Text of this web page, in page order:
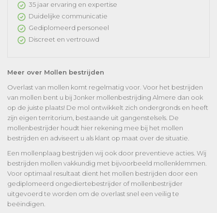
35 jaar ervaring en expertise
Duidelijke communicatie
Gediplomeerd personeel
Discreet en vertrouwd
Meer over Mollen bestrijden
Overlast van mollen komt regelmatig voor. Voor het bestrijden
van mollen bent u bij Jonker mollenbestrijding Almere dan ook
op de juiste plaats! De mol ontwikkelt zich ondergronds en heeft
zijn eigen territorium, bestaande uit gangenstelsels. De
mollenbestrijder houdt hier rekening mee bij het mollen
bestrijden en adviseert u als klant op maat over de situatie.
Een mollenplaag bestrijden wij ook door preventieve acties. Wij
bestrijden mollen vakkundig met bijvoorbeeld mollenklemmen.
Voor optimaal resultaat dient het mollen bestrijden door een
gediplomeerd ongediertebestrijder of mollenbestrijder
uitgevoerd te worden om de overlast snel een veilig te
beëindigen.